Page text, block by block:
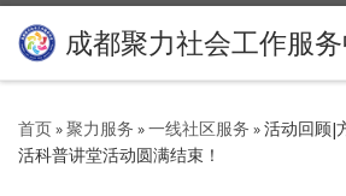
Skip to content
成都聚力社会工作服
首页»聚力服务 »一线社区服务 »活动回顾|
活科普讲堂活动圆满结束！